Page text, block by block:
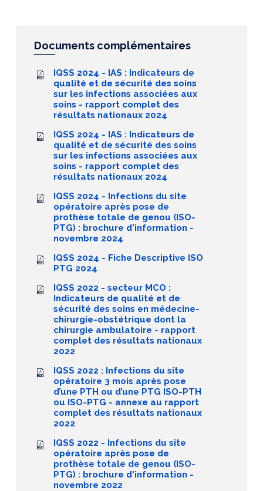
Documents complémentaires
IQSS 2024 - IAS : Indicateurs de
qualité et de sécurité des soins
sur les infections associées aux
soins - rapport complet des
résultats nationaux 2024
IQSS 2024 - IAS : Indicateurs de
qualité et de sécurité des soins
sur les infections associées aux
soins - rapport complet des
résultats nationaux 2024
IQSS 2024 - Infections du site
opératoire après pose de
prothèse totale de genou (ISO-
PTG) : brochure d'information -
novembre 2024
IQSS 2024 - Fiche Descriptive ISO
PTG 2024
IQSS 2022 - secteur MCO :
Indicateurs de qualité et de
sécurité des soins en médecine-
chirurgie-obstétrique dont la
chirurgie ambulatoire - rapport
complet des résultats nationaux
2022
IQSS 2022 : Infections du site
opératoire 3 mois après pose
d’une PTH ou d’une PTG ISO-PTH
ou ISO-PTG - annexe au rapport
complet des résultats nationaux
2022
IQSS 2022 - Infections du site
opératoire après pose de
prothèse totale de genou (ISO-
PTG) : brochure d'information -
novembre 2022